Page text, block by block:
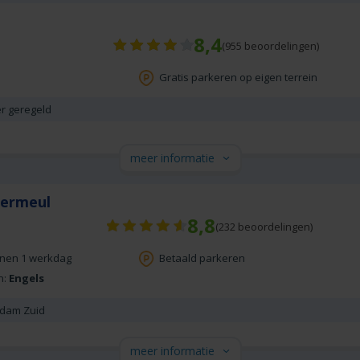
8,4(955 beoordelingen)
Gratis parkeren op eigen terrein
geregeld
meer informatie
8,8(232 beoordelingen)
1 werkdag
Betaald parkeren
Engels
Zuid
meer informatie